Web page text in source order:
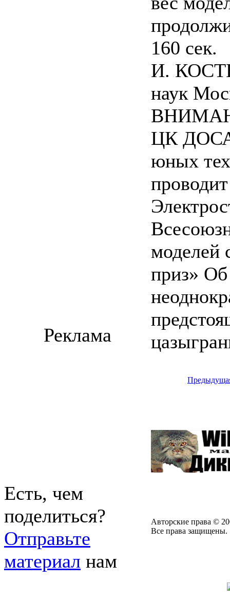
160 сек.
И.
наук
ЦК
юных
моделей
приз»
Реклама
Есть, чем
поделиться?
Отправьте
материал нам
Авторские права ©
Все права защищены.